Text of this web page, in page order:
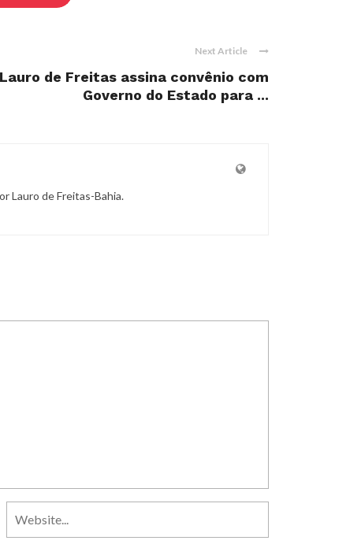
Next Article
de Freitas assina convênio com
Governo do Estado para ...
Lauro de Freitas-Bahia.